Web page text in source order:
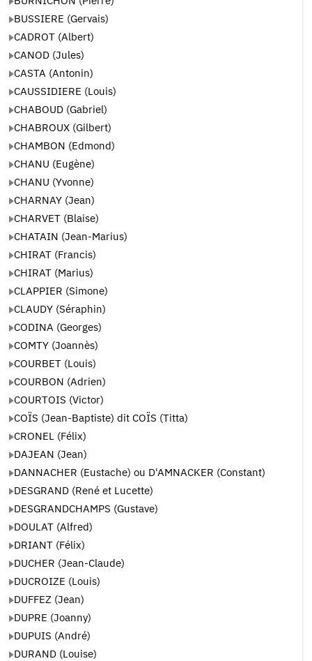
BUSSIERE (Gervais)
CADROT (Albert)
CANOD (Jules)
CASTA (Antonin)
CAUSSIDIERE (Louis)
CHABOUD (Gabriel)
CHABROUX (Gilbert)
CHAMBON (Edmond)
CHANU (Eugène)
CHANU (Yvonne)
CHARNAY (Jean)
CHARVET (Blaise)
CHATAIN (Jean-Marius)
CHIRAT (Francis)
CHIRAT (Marius)
CLAPPIER (Simone)
CLAUDY (Séraphin)
CODINA (Georges)
COMTY (Joannès)
COURBET (Louis)
COURBON (Adrien)
COURTOIS (Victor)
COÏS (Jean-Baptiste) dit COÏS (Titta)
CRONEL (Félix)
DAJEAN (Jean)
DANNACHER (Eustache) ou D'AMNACKER (Constant)
DESGRAND (René et Lucette)
DESGRANDCHAMPS (Gustave)
DOULAT (Alfred)
DRIANT (Félix)
DUCHER (Jean-Claude)
DUCROIZE (Louis)
DUFFEZ (Jean)
DUPRE (Joanny)
DUPUIS (André)
DURAND (Louise)